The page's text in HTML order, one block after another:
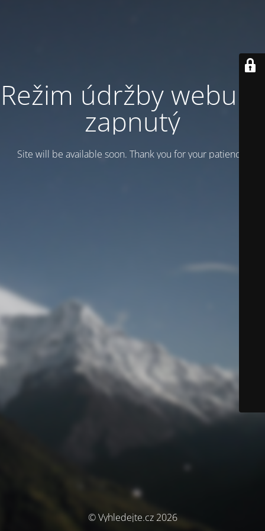
Režim údržby webu je
zapnutý
Site will be available soon. Thank you for your patience!
© Vyhledejte.cz 2026